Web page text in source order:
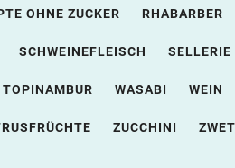
OHNE ZUCKER RHABARBER
SCHWEINEFLEISCH SELLERIE
TOPINAMBUR WASABI WEIN
ZUCCHINI